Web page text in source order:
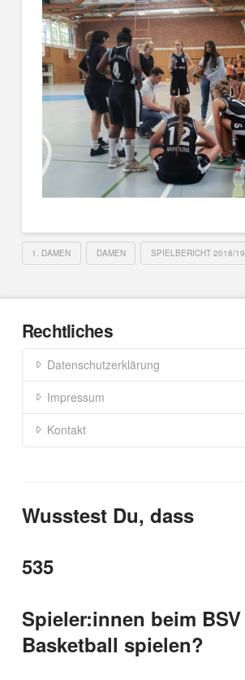
1. DAMEN DAMEN SPIELBERICHT 2018/19
Rechtliches
Datenschutzerklärung
Impressum
Kontakt
Wusstest Du, dass
535
Spieler:innen beim BSV
Basketball spielen?